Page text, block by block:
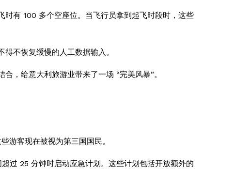
有 100 多个空座位。当飞行员拿到起飞时段时，这些
不恢复缓慢的人工数据输入。
，给意大利旅游业带来了一场 “完美风暴”。
游客现在被视为第三国国民。
过 25 分钟时启动应急计划。这些计划包括开放额外的